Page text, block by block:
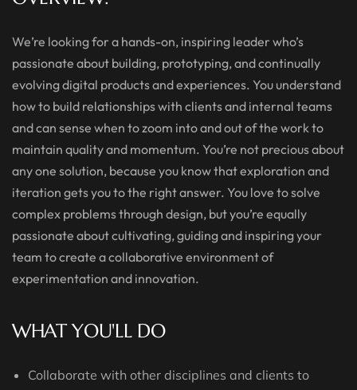
We’re looking for a hands-on, inspiring leader who’s
passionate about building, prototyping, and continually
evolving digital products and experiences. You understand
how to build relationships with clients and internal teams
and can sense when to zoom into and out of the work to
maintain quality and momentum. You’re not precious about
any one solution, because you know that exploration and
iteration gets you to the right answer. You love to solve
complex problems through design, but you’re equally
passionate about cultivating, guiding and inspiring your
team to create a collaborative environment of
experimentation and innovation.
WHAT YOU'LL DO
Collaborate with other disciplines and clients to